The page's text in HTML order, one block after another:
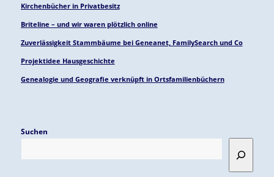
Kirchenbücher in Privatbesitz
Briteline – und wir waren plötzlich online
Zuverlässigkeit Stammbäume bei Geneanet, FamilySearch und Co
Projektidee Hausgeschichte
Genealogie und Geografie verknüpft in Ortsfamilienbüchern
Suchen